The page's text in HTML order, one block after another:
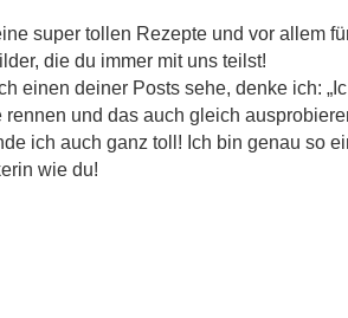
super tollen Rezepte und vor allem
die du immer mit uns teilst!
einen deiner Posts sehe, denke ich:
und das auch gleich
ich auch ganz toll! Ich bin genau so
wie du!